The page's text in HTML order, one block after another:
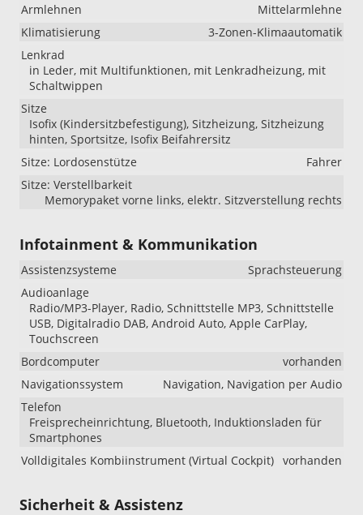
Armlehnen
Mittelarmlehne
Klimatisierung
3-Zonen-Klimaautomatik
Lenkrad
in Leder, mit Multifunktionen, mit Lenkradheizung, mit
Schaltwippen
Sitze
Isofix (Kindersitzbefestigung), Sitzheizung, Sitzheizung
hinten, Sportsitze, Isofix Beifahrersitz
Sitze: Lordosenstütze
Fahrer
Sitze: Verstellbarkeit
Memorypaket vorne links, elektr. Sitzverstellung rechts
Infotainment & Kommunikation
Assistenzsysteme
Sprachsteuerung
Audioanlage
Radio/MP3-Player, Radio, Schnittstelle MP3, Schnittstelle
USB, Digitalradio DAB, Android Auto, Apple CarPlay,
Touchscreen
Bordcomputer
vorhanden
Navigationssystem
Navigation, Navigation per Audio
Telefon
Freisprecheinrichtung, Bluetooth, Induktionsladen für
Smartphones
Volldigitales Kombiinstrument (Virtual Cockpit) vorhanden
Sicherheit & Assistenz